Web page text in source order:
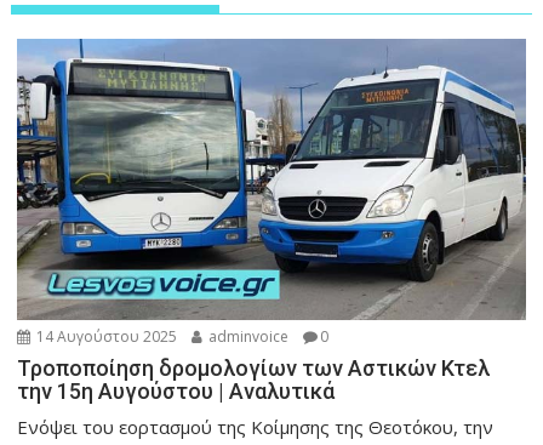
14 Αυγούστου 2025 adminvoice 0
Τροποποίηση δρομολογίων των Αστικών Κτελ
την 15η Αυγούστου | Αναλυτικά
Ενόψει του εορτασμού της Κοίμησης της Θεοτόκου, την